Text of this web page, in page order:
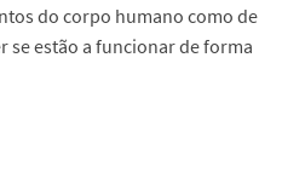
do corpo humano como de
se estão a funcionar de forma